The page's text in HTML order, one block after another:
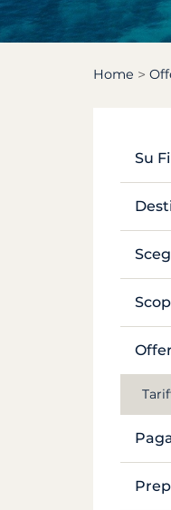
Home
Su
La